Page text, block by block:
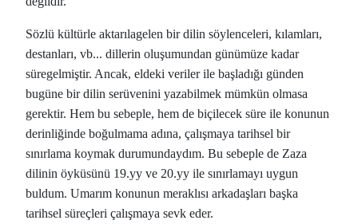
Sözlü kültürle aktarılagelen bir dilin söylenceleri, kılamları,
destanları, vb... dillerin oluşumundan günümüze kadar
süregelmiştir. Ancak, eldeki veriler ile başladığı günden
bugüne bir dilin serüvenini yazabilmek mümkün olmasa
gerektir. Hem bu sebeple, hem de biçilecek süre ile konunun
derinliğinde boğulmama adına, çalışmaya tarihsel bir
sınırlama koymak durumundaydım. Bu sebeple de Zaza
dilinin öyküsünü 19.yy ve 20.yy ile sınırlamayı uygun
buldum. Umarım konunun meraklısı arkadaşları başka
tarihsel süreçleri çalışmaya sevk eder.